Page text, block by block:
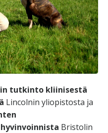
tutkinto kliinisestä
Lincolnin yliopistosta ja
Bristolin